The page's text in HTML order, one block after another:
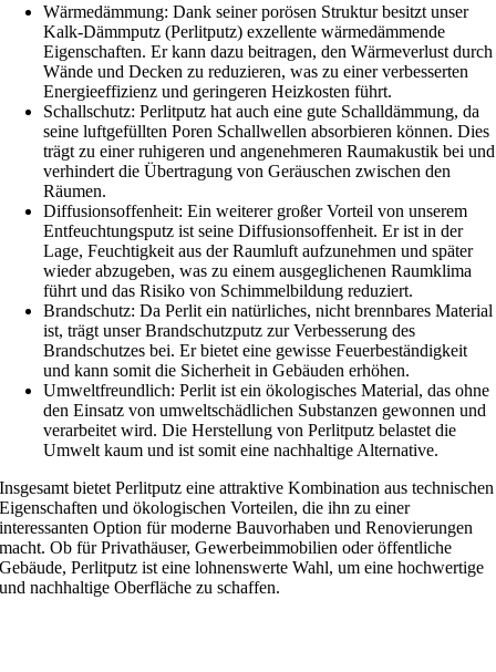
Wärmedämmung: Dank seiner porösen Struktur besitzt unser
Kalk-Dämmputz (Perlitputz) exzellente wärmedämmende
Eigenschaften. Er kann dazu beitragen, den Wärmeverlust durch
Wände und Decken zu reduzieren, was zu einer verbesserten
Energieeffizienz und geringeren Heizkosten führt.
Schallschutz: Perlitputz hat auch eine gute Schalldämmung, da
seine luftgefüllten Poren Schallwellen absorbieren können. Dies
trägt zu einer ruhigeren und angenehmeren Raumakustik bei und
verhindert die Übertragung von Geräuschen zwischen den
Räumen.
Diffusionsoffenheit: Ein weiterer großer Vorteil von unserem
Entfeuchtungsputz ist seine Diffusionsoffenheit. Er ist in der
Lage, Feuchtigkeit aus der Raumluft aufzunehmen und später
wieder abzugeben, was zu einem ausgeglichenen Raumklima
führt und das Risiko von Schimmelbildung reduziert.
Brandschutz: Da Perlit ein natürliches, nicht brennbares Material
ist, trägt unser Brandschutzputz zur Verbesserung des
Brandschutzes bei. Er bietet eine gewisse Feuerbeständigkeit
und kann somit die Sicherheit in Gebäuden erhöhen.
Umweltfreundlich: Perlit ist ein ökologisches Material, das ohne
den Einsatz von umweltschädlichen Substanzen gewonnen und
verarbeitet wird. Die Herstellung von Perlitputz belastet die
Umwelt kaum und ist somit eine nachhaltige Alternative.
Insgesamt bietet Perlitputz eine attraktive Kombination aus technischen
Eigenschaften und ökologischen Vorteilen, die ihn zu einer
interessanten Option für moderne Bauvorhaben und Renovierungen
macht. Ob für Privathäuser, Gewerbeimmobilien oder öffentliche
Gebäude, Perlitputz ist eine lohnenswerte Wahl, um eine hochwertige
und nachhaltige Oberfläche zu schaffen.